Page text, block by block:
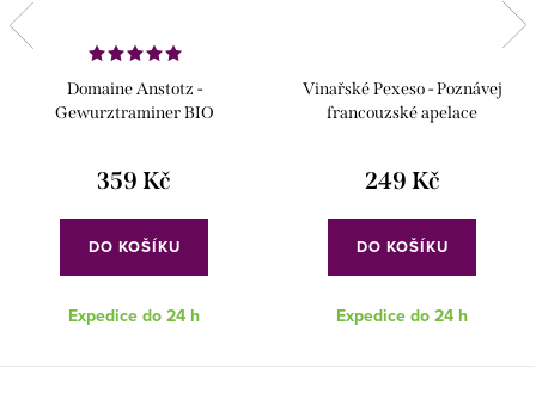
Domaine Anstotz -
Gewurztraminer BIO
359 Kč
DO KOŠÍKU
Expedice do 24 h
Vinařské Pexeso - Poznávej
francouzské apelace
249 Kč
DO KOŠÍKU
Expedice do 24 h